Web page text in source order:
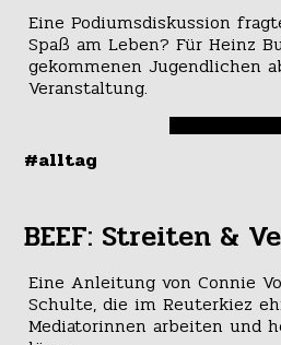
Eine Podiumsdiskussion
Spaß am Leben? Für Heinz
gekommenen Jugendlichen
Veranstaltung.
#alltag
BEEF: Streiten &
Eine Anleitung von Connie
Schulte, die im Reuterkiez
Mediatorinnen arbeiten und